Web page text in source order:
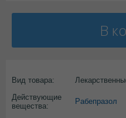
В
Вид товара:
Действующие
вещества:
Рабепразол